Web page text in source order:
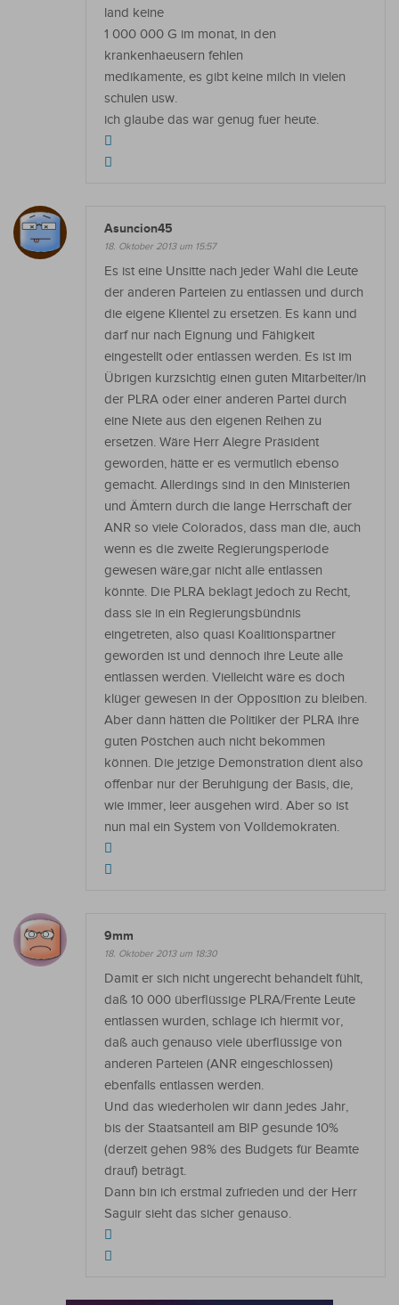
land keine
1 000 000 G im monat, in den
krankenhaeusern fehlen
medikamente, es gibt keine milch in vielen
schulen usw.
ich glaube das war genug fuer heute.
Asuncion45
18. Oktober 2013 um 15:57
Es ist eine Unsitte nach jeder Wahl die Leute
der anderen Parteien zu entlassen und durch
die eigene Klientel zu ersetzen. Es kann und
darf nur nach Eignung und Fähigkeit
eingestellt oder entlassen werden. Es ist im
Übrigen kurzsichtig einen guten Mitarbeiter/in
der PLRA oder einer anderen Partei durch
eine Niete aus den eigenen Reihen zu
ersetzen. Wäre Herr Alegre Präsident
geworden, hätte er es vermutlich ebenso
gemacht. Allerdings sind in den Ministerien
und Ämtern durch die lange Herrschaft der
ANR so viele Colorados, dass man die, auch
wenn es die zweite Regierungsperiode
gewesen wäre,gar nicht alle entlassen
könnte. Die PLRA beklagt jedoch zu Recht,
dass sie in ein Regierungsbündnis
eingetreten, also quasi Koalitionspartner
geworden ist und dennoch ihre Leute alle
entlassen werden. Vielleicht wäre es doch
klüger gewesen in der Opposition zu bleiben.
Aber dann hätten die Politiker der PLRA ihre
guten Pöstchen auch nicht bekommen
können. Die jetzige Demonstration dient also
offenbar nur der Beruhigung der Basis, die,
wie immer, leer ausgehen wird. Aber so ist
nun mal ein System von Volldemokraten.
9mm
18. Oktober 2013 um 18:30
Damit er sich nicht ungerecht behandelt fühlt,
daß 10 000 überflüssige PLRA/Frente Leute
entlassen wurden, schlage ich hiermit vor,
daß auch genauso viele überflüssige von
anderen Parteien (ANR eingeschlossen)
ebenfalls entlassen werden.
Und das wiederholen wir dann jedes Jahr,
bis der Staatsanteil am BIP gesunde 10%
(derzeit gehen 98% des Budgets für Beamte
drauf) beträgt.
Dann bin ich erstmal zufrieden und der Herr
Saguir sieht das sicher genauso.